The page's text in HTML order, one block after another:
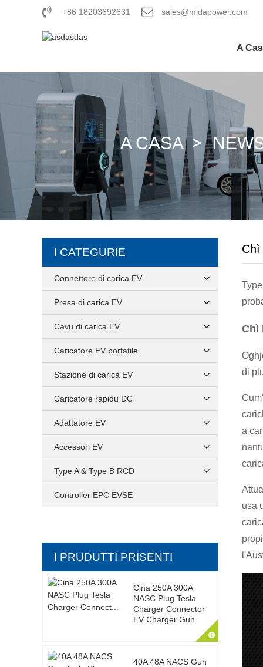
+86 18203692631 sales@midapower.com
A
A CASA
I CATEGURIE
Connettore di carica EV
Presa di carica EV
Cavu di carica EV
Caricatore EV portatile
Stazione di carica EV
Caricatore rapidu DC
Adattatore EV
Accessori EV
Type A & Type B RCD
Controller EPC EVSE
I PRUDUTTI PRISENTI
Cina 250A 300A
NASC Plug Tesla
Charger Connector
EV Charger Gun
40A 48A NACS Gun
Chì
Chì
di
a
usa